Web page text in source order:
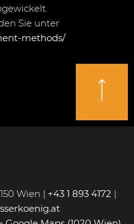
Sie unter
methods/
Wien | +43 1 893 4172 |